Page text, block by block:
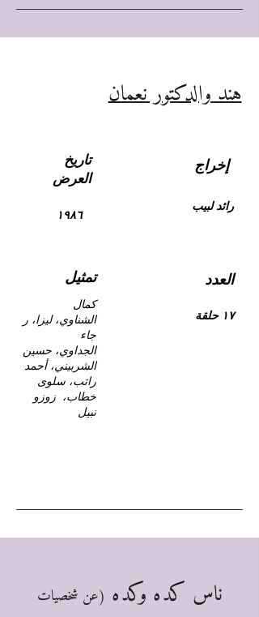
هند والدكتور نعمان
تمثيل العدد
تاريخ
العرض
إخراج
كمال
الشناوي، ليزا، ر
جاء
الجداوي، حسين
الشربيني، أحمد
راتب، سلوى
خطاب، زوزو
نبيل
١٧ حلقة
١٩٨٦
رائد لبيب
ناس كده وكده (عن شخصيات